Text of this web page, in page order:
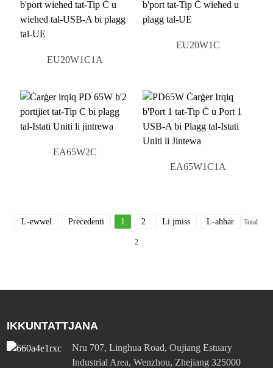
EU20W1C1A
EU20W1C
EA65W2C
EA65W1C1A
L-ewwel Preċedenti 1 2 Li jmiss L-aħħar Total
2
IKKUNTATTJANA
Nru 707, Linghua Road, Oujiang Estuary
Industrial Area, Wenzhou, Zhejiang 325000